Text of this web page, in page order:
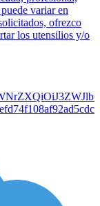
variar en
ofrezco
los utensilios y/o